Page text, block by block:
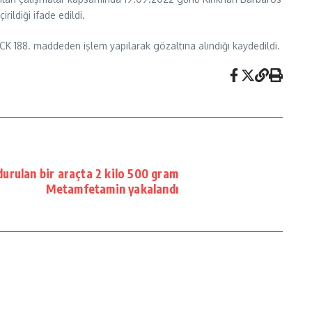
ifade edildi.
maddeden işlem yapılarak gözaltına alındığı kaydedildi.
bir araçta 2 kilo 500 gram
Metamfetamin yakalandı